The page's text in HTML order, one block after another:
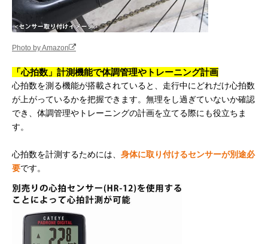
Photo by Amazon
「心拍数」計測機能で体調管理やトレーニング計画
心拍数を測る機能が搭載されていると、走行中にどれだけ心拍数
が上がっているかを把握できます。無理をし過ぎていないか確認
でき、体調管理やトレーニングの計画を立てる際にも役立ちま
す。
心拍数を計測するためには、 身体に取り付けるセンサーが別途必
要です。